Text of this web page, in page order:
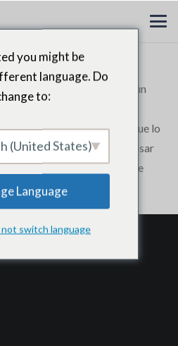
ayudar a nuestros
mejor la mente de un
los entresijos del
ejecutivo de la forma en que lo
extraña habilidad para pensar
manera que agrega valor de
you might be
language. Do
to:
(United States)
Language
not switch language